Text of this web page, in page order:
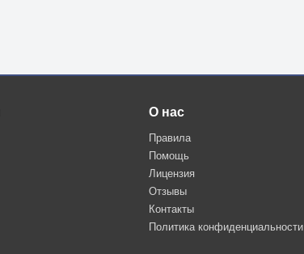
О нас
Правила
Помощь
Лицензия
Отзывы
Контакты
Политика конфиденциальности